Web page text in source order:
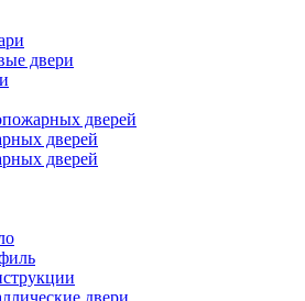
двери
дверей
дверей
дверей
двери